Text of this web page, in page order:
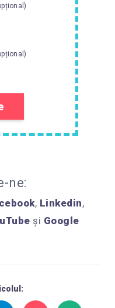
ne:
, Linkedin,
și Google